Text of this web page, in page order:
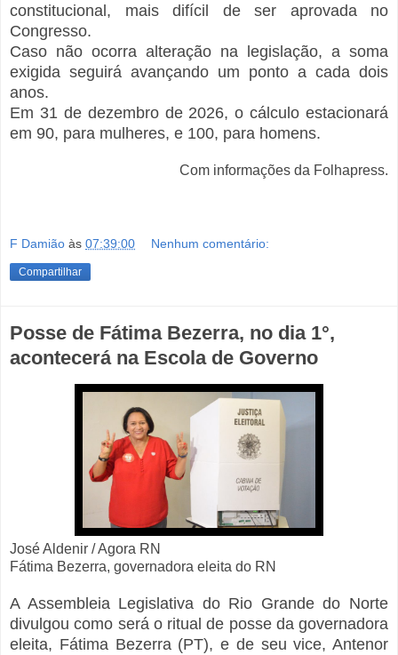
constitucional, mais difícil de ser aprovada no
Congresso.
Caso não ocorra alteração na legislação, a soma
exigida seguirá avançando um ponto a cada dois
anos.
Em 31 de dezembro de 2026, o cálculo estacionará
em 90, para mulheres, e 100, para homens.
Com informações da Folhapress.
F Damião às 07:39:00 Nenhum comentário:
Compartilhar
Posse de Fátima Bezerra, no dia 1°,
acontecerá na Escola de Governo
José Aldenir / Agora RN
Fátima Bezerra, governadora eleita do RN
A Assembleia Legislativa do Rio Grande do Norte
divulgou como será o ritual de posse da governadora
eleita, Fátima Bezerra (PT), e de seu vice, Antenor